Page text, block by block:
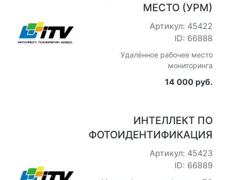
МЕСТО (УРМ)
Артикул: 45422
ID: 66888
Удалённое рабочее место
мониторинга
14 000 руб.
ИНТЕЛЛЕКТ ПО
ФОТОИДЕНТИФИКАЦИЯ
Артикул: 45423
ID: 66889